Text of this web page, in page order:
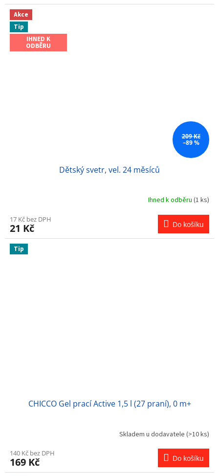
Akce
Tip
IHNED K
ODBĚRU
209 Kč
–89 %
Dětský svetr, vel. 24 měsíců
Ihned k odběru (1 ks)
17 Kč bez DPH
21 Kč Do košíku
Tip
CHICCO Gel prací Active 1,5 l (27 praní), 0 m+
Skladem u dodavatele (>10 ks)
140 Kč bez DPH
169 Kč Do košíku